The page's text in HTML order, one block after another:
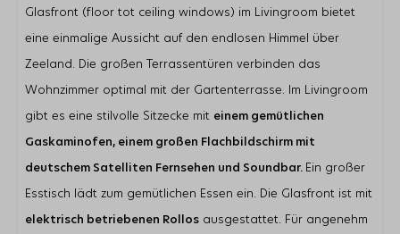
Badezimmer
Dusche
Gästetoilette
Außenbereich
Parkplatz direkt am Haus
Garten
Terrasse
Terrassendielen
Glasfront (floor tot ceiling windows) im Livingroom bietet
eine einmalige Aussicht auf den endlosen Himmel über
Zeeland. Die großen Terrassentüren verbinden das
Wohnzimmer optimal mit der Gartenterrasse. Im Livingroom
gibt es eine stilvolle Sitzecke mit einem gemütlichen
Gaskaminofen, einem großen Flachbildschirm mit
deutschem Satelliten Fernsehen und Soundbar. Ein großer
Esstisch lädt zum gemütlichen Essen ein. Die Glasfront ist mit
elektrisch betriebenen Rollos ausgestattet. Für angenehm